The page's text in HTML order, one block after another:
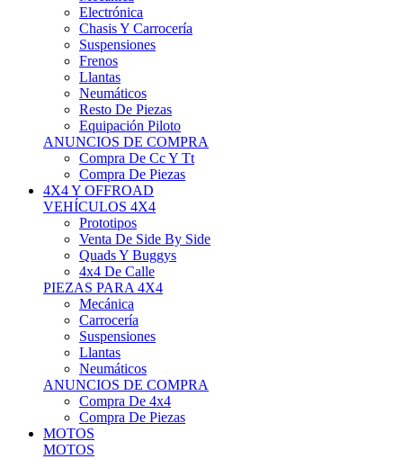
Chasis Y Carrocería
Suspensiones
Frenos
Llantas
Neumáticos
Resto De Piezas
Equipación Piloto
ANUNCIOS DE COMPRA
Compra De Cc Y Tt
Compra De Piezas
4X4 Y OFFROAD
VEHÍCULOS 4X4
Prototipos
Venta De Side By Side
Quads Y Buggys
4x4 De Calle
PIEZAS PARA 4X4
Mecánica
Carrocería
Suspensiones
Llantas
Neumáticos
ANUNCIOS DE COMPRA
Compra De 4x4
Compra De Piezas
MOTOS
MOTOS
Motos De Circuito